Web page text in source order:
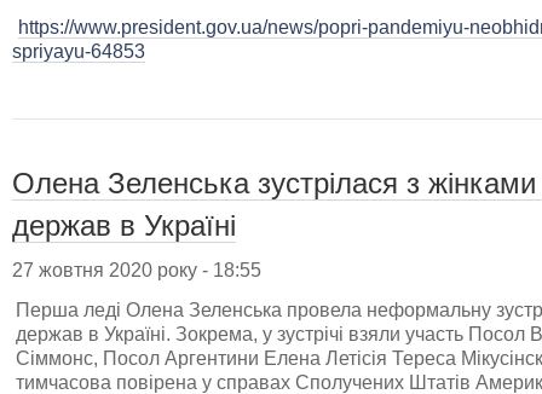
https://www.president.gov.ua/news/popri-pandemiyu-
spriyayu-64853
Олена Зеленська зустрілася з
держав в Україні
27 жовтня 2020 року - 18:55
Перша леді Олена Зеленська провела неформальну
держав в Україні. Зокрема, у зустрічі взяли участь Посол
Сіммонс, Посол Аргентини Елена Летісія Тереса
тимчасова повірена у справах Сполучених Штатів